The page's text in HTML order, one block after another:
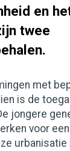
en
twee
met
is de
jongere
voor
urbanisatie